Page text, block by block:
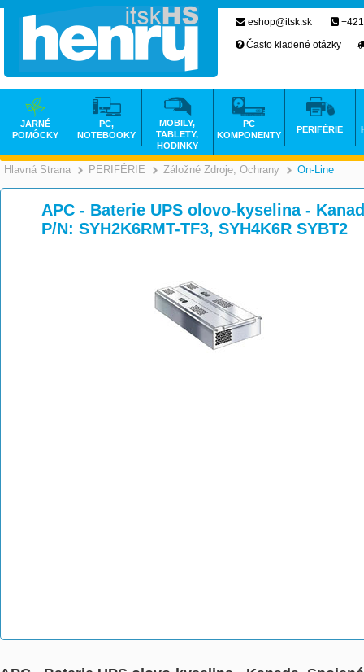
Hlavná Strana >
PERIFÉRIE >
Záložné Zdroje, Ochrany On-Line
APC - Baterie UPS olovo-kyselina -
P/N: SYH2K6RMT-TF3, SYH4K6R SYBT2
eshop@itsk.sk
Často kladené otázky
JARNÉ
POMÔCKY
PC,
NOTEBOOKY
MOBILY,
TABLETY,
HODINKY
PC
KOMPONENTY
PERIFÉRIE